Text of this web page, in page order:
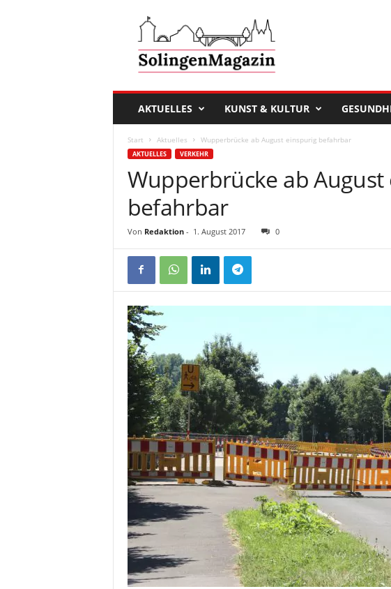
i
AKTUELLES KUNST & KULTUR
Start Aktuelles Wupperbrücke ab August einspurig befahrbar
AKTUELLES VERKEHR
Wupperbrücke ab
befahrbar
Von Redaktion- 1. August 2017 0